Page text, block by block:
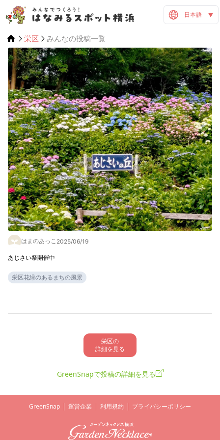
日本語
栄区 みんなの投稿一覧
はまのあっこ 2025/06/19
栄区花緑のあるまちの風景
栄区の
詳細を見る
GreenSnapで投稿の詳細を見る
GreenSnap 運営企業 利用規約 プライバシーポリシー